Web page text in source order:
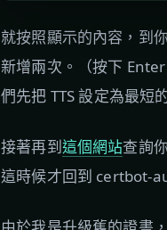
就按照顯示的內容，到
新增兩次。（按下
們先把 TTS 設定為最短
接著再到這個網站查詢
這時候才回到 certbot-